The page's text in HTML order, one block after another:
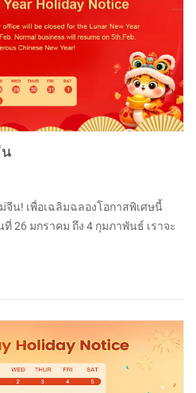
น! เพื่อเฉลิมฉลองโอกาสพิเศษนี้
26 มกราคม ถึง 4 กุมภาพันธ์ เราจะ
ขอบคุณสำหรับความเข้าใจและ
รอบครัวของคุณจะมีปีที่รุ่งเรืองและ
ด ๆ ในช่วงเวลานี้โปรดฝาก
ดยเร็วที่สุด...